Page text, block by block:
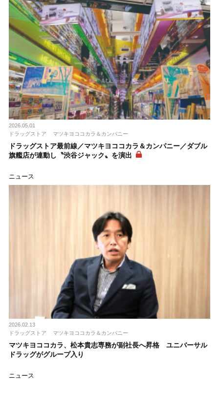
2026.05.01
ドラッグストア
マツキヨココカラ＆カンパニー
ドラッグストア最前線／マツキヨココカラ＆カンパニー／ダブル
旗艦店が連動し〝渋谷ジャック〟を演出
ニュース
2026.02.13
ドラッグストア
マツキヨココカラ＆カンパニー
マツキヨココカラ、松本貴志専務が副社長へ昇格 ユニバーサル
ドラッグがグループ入り
ニュース